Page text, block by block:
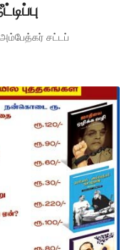
சட்டப்